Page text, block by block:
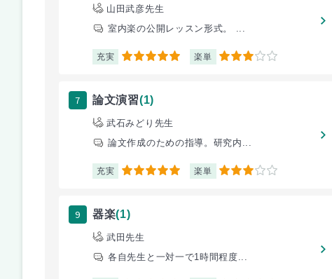
山田武彦先生
室内楽の公開レッスン形式。 ...
充実 5 楽単 3
7 論文演習(1)
武石みどり先生
論文作成のための指導。研究内...
充実 5 楽単 3
9 器楽(1)
武田先生
各自先生と一対一で1時間程度...